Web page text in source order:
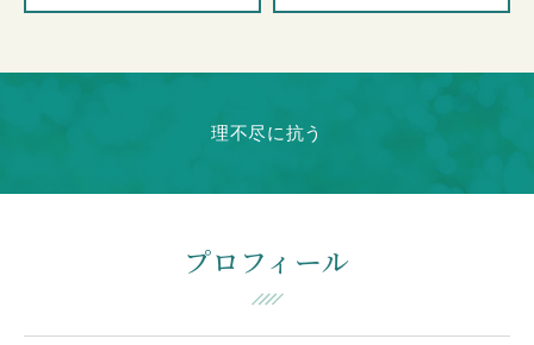
理不尽に抗う
プロフィール